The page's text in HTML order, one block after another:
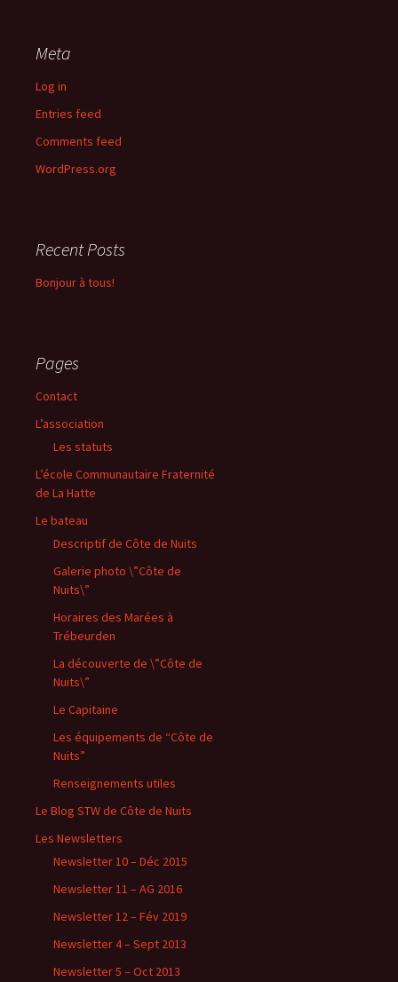
Meta
Log in
Entries feed
Comments feed
WordPress.org
Recent Posts
Bonjour à tous!
Pages
Contact
L’association
Les statuts
L’école Communautaire Fraternité
de La Hatte
Le bateau
Descriptif de Côte de Nuits
Galerie photo \”Côte de
Nuits\”
Horaires des Marées à
Trébeurden
La découverte de \”Côte de
Nuits\”
Le Capitaine
Les équipements de “Côte de
Nuits”
Renseignements utiles
Le Blog STW de Côte de Nuits
Les Newsletters
Newsletter 10 – Déc 2015
Newsletter 11 – AG 2016
Newsletter 12 – Fév 2019
Newsletter 4 – Sept 2013
Newsletter 5 – Oct 2013